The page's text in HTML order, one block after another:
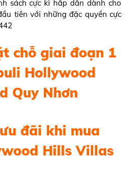
sách cực kì hấp dẫn dành cho
tiên với những đặc quyền cực
chỗ giai đoạn 1
Hollywood
Quy Nhơn
đãi khi mua
Hills Villas